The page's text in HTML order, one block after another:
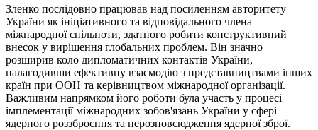
Зленко послідовно працював над посиленням авторитету
України як ініціативного та відповідального члена
міжнародної спільноти, здатного робити конструктивний
внесок у вирішення глобальних проблем. Він значно
розширив коло дипломатичних контактів України,
налагодивши ефективну взаємодію з представництвами інших
країн при ООН та керівництвом міжнародної організації.
Важливим напрямком його роботи була участь у процесі
імплементації міжнародних зобов'язань України у сфері
ядерного роззброєння та нерозповсюдження ядерної зброї.